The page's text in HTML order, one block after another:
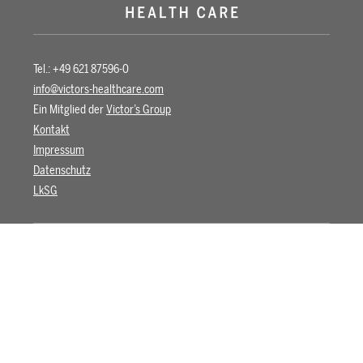
Tel.: +49 621 87596-0
info@victors-healthcare.com
Ein Mitglied derVictor’s Group
Kontakt
Impressum
Datenschutz
LkSG